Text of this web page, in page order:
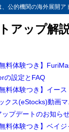
公的機関の海外展開
アップ解
無料体験つき】
の設定とFAQ
料体験つき】イース
クス(eStocks)動画
プデートのお知ら
無料体験つき】ベイ